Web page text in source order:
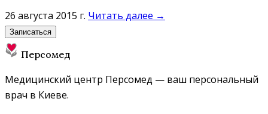
26 августа 2015 г. Читать далее →
Записаться
Персомед
Медицинский центр Персомед — ваш персональный
врач в Киеве.